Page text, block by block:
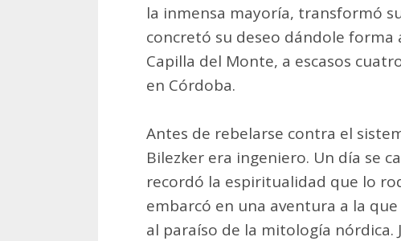
la inmensa mayoría, transformó
concretó su deseo dándole
Capilla del Monte, a escasos
en Córdoba.
Antes de rebelarse contra el
Bilezker era ingeniero. Un día se
recordó la espiritualidad que lo
embarcó en una aventura a la
al paraíso de la mitología nórdica.